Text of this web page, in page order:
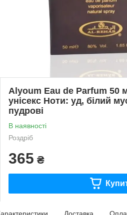
Alyoum Eau de Parfum 50
унісекс Ноти: уд, білий
пудрові
В наявності
Роздріб
365 ₴
Доставка